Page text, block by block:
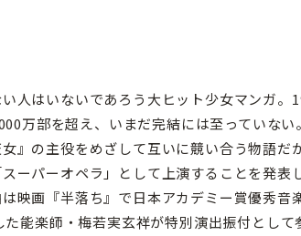
人はいないであろう大ヒット少女マンガ。
万部を超え、いまだ完結には至っていない
』の主役をめざして互いに競い合う物語だ
ーパーオペラ」として上演することを発表
映画『半落ち』で日本アカデミー賞優秀音
能楽師・梅若実玄祥が特別演出振付として